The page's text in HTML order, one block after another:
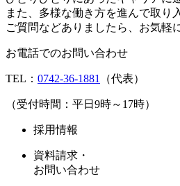
また、多様な働き方を進んで取り
ご質問などありましたら、お気軽
お電話でのお問い合わせ
TEL： 0742-36-1881 （代表）
（受付時間：平日9時～17時）
採用情報
資料請求・
お問い合わせ